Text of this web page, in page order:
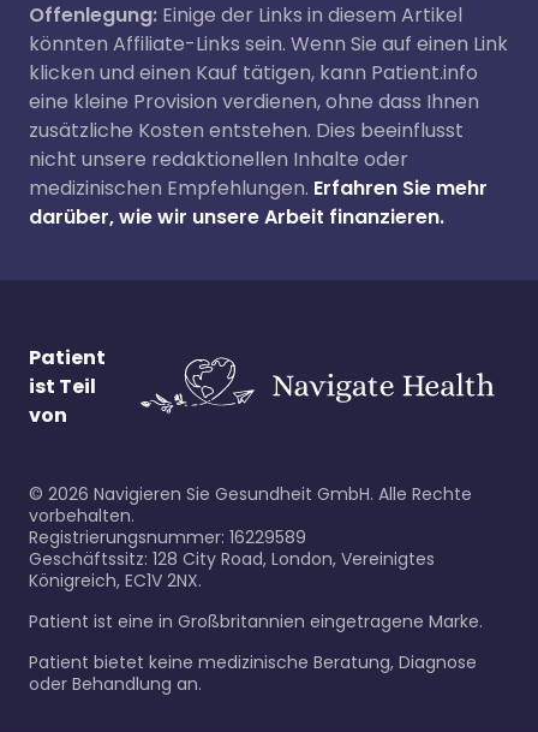
Offenlegung: Einige der Links in diesem Artikel
könnten Affiliate-Links sein. Wenn Sie auf einen Link
klicken und einen Kauf tätigen, kann Patient.info
eine kleine Provision verdienen, ohne dass Ihnen
zusätzliche Kosten entstehen. Dies beeinflusst
nicht unsere redaktionellen Inhalte oder
medizinischen Empfehlungen. Erfahren Sie mehr
darüber, wie wir unsere Arbeit finanzieren.
Patient
ist Teil
von
© 2026 Navigieren Sie Gesundheit GmbH. Alle Rechte
vorbehalten.
Registrierungsnummer: 16229589
Geschäftssitz: 128 City Road, London, Vereinigtes
Königreich, EC1V 2NX.
Patient ist eine in Großbritannien eingetragene Marke.
Patient bietet keine medizinische Beratung, Diagnose
oder Behandlung an.